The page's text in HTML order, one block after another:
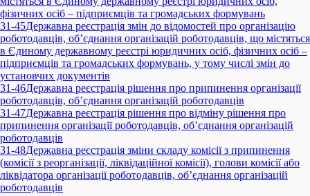
фізичних осіб – підприємців та громадських формувань
31-45Державна реєстрація змін до відомостей про організацію
роботодавців, об’єднання організацій роботодавців, що містяться
в Єдиному державному реєстрі юридичних осіб, фізичних осіб –
підприємців та громадських формувань, у тому числі змін до
установчих документів
31-46Державна реєстрація рішення про припинення організації
роботодавців, об’єднання організацій роботодавців
31-47Державна реєстрація рішення про відміну рішення про
припинення організації роботодавців, об’єднання організацій
роботодавців
31-48Державна реєстрація зміни складу комісії з припинення
(комісії з реорганізації, ліквідаційної комісії), голови комісії або
ліквідатора організації роботодавців, об’єднання організацій
роботодавців